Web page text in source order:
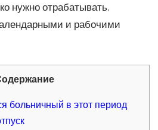
нужно отрабатывать,
и рабочими
больничный в этот период